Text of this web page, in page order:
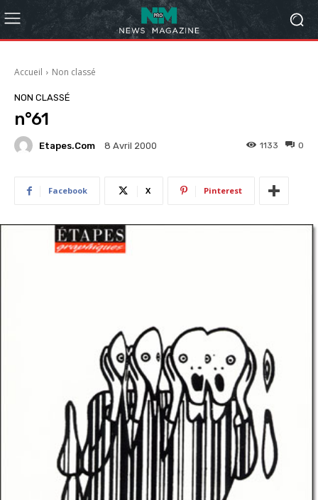
Accueil Non classé
NON CLASSÉ
n°61
Etapes.com 8 Avril 2000 0
1133
Facebook X Pinterest